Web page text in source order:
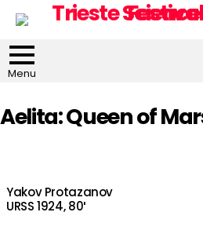
Menu
Aelita: Queen of
Yakov Protazanov
URSS 1924, 80′